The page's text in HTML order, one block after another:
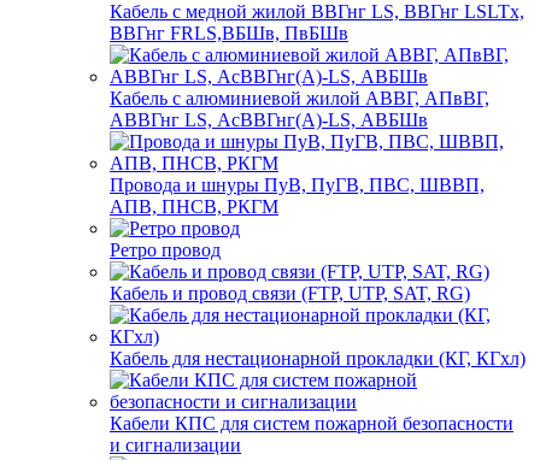
Кабель с медной жилой ВВГнг LS, ВВГнг LSLTx,
ВВГнг FRLS,ВБШв, ПвБШв
Кабель с алюминиевой жилой АВВГ, АПвВГ,
АВВГнг LS, АсВВГнг(А)-LS, АВБШв
Провода и шнуры ПуВ, ПуГВ, ПВС, ШВВП,
АПВ, ПНСВ, РКГМ
Ретро провод
Кабель и провод связи (FTP, UTP, SAT, RG)
Кабель для нестационарной прокладки (КГ, КГхл)
Кабели КПС для систем пожарной безопасности
и сигнализации